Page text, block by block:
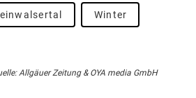
Winter
Allgäuer Zeitung & OYA media GmbH